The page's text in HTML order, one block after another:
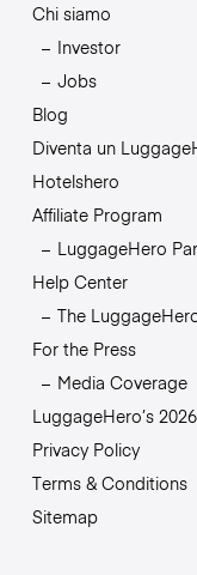
Chi siamo
Investor
Jobs
Blog
Diventa un
Hotelshero
Affiliate Program
LuggageHero
Help Center
The
For the Press
Media Coverage
LuggageHero’s
Privacy Policy
Terms & Conditions
Sitemap